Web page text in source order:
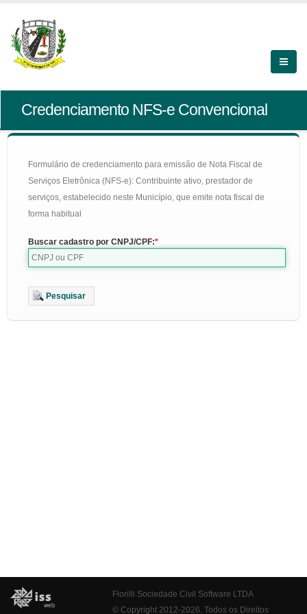
Credenciamento NFS-e Convencional
Formulário de credenciamento para emissão de Nota Fiscal de
Serviços Eletrônica (NFS-e): Contribuinte ativo, prestador de
serviços, estabelecido neste Município, que emite nota fiscal de
forma habitual
Buscar cadastro por CNPJ/CPF:
Pesquisar
Fiorilli Sociedade Civil Software LTDA
© Copyright 2012-2026. Todos os Direitos